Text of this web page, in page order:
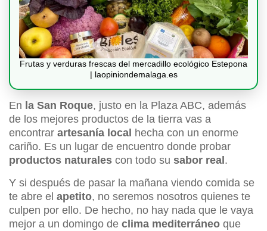
Frutas y verduras frescas del mercadillo ecológico Estepona
| laopiniondemalaga.es
En la San Roque, justo en la Plaza ABC, además
de los mejores productos de la tierra vas a
encontrar artesanía local hecha con un enorme
cariño. Es un lugar de encuentro donde probar
productos naturales con todo su sabor real .
Y si después de pasar la mañana viendo comida se
te abre el apetito, no seremos nosotros quienes te
culpen por ello. De hecho, no hay nada que le vaya
mejor a un domingo de clima mediterráneo que